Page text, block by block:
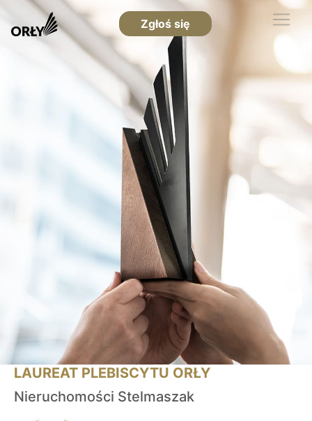
Zgłoś się
LAUREAT PLEBISCYTU ORŁY
Nieruchomości Stelmaszak